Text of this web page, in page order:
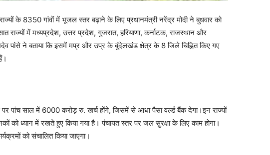
के 8350 गांवों में भूजल स्तर बढ़ाने के लिए प्रधानमंत्री नरेंद्र मोदी ने बुधवार को
में मध्यप्रदेश, उत्तर प्रदेश, गुजरात, हरियाणा, कर्नाटक, राजस्थान और
पांसे ने बताया कि इसमें मप्र और उप्र के बुंदेलखंड क्षेत्र के 8 जिले चिह्नित किए गए
पांच साल में 6000 करोड़ रु. खर्च होंगे, जिसमें से आधा पैसा वर्ल्ड बैंक देगा।इन राज्यों
ध्यान में रखते हुए किया गया है। पंचायत स्तर पर जल सुरक्षा के लिए काम होगा।
को संचालित किया जाएगा।